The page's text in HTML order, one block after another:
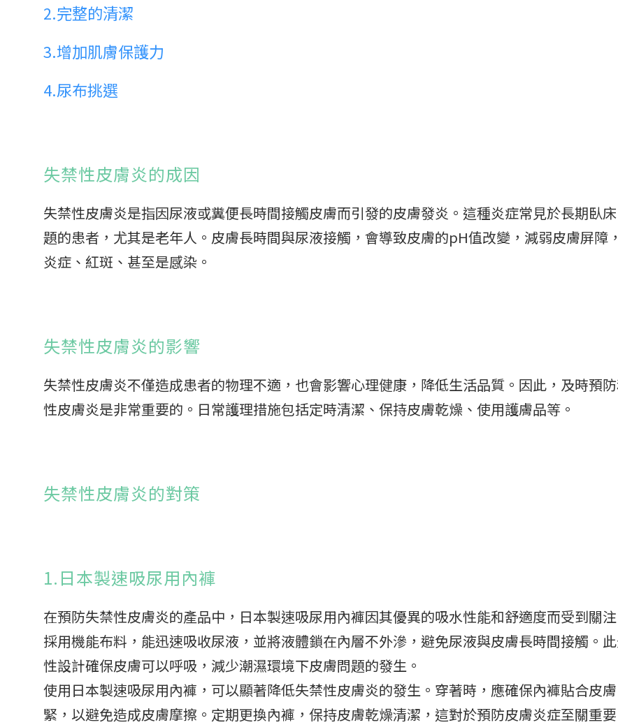
2.完整的清潔
3.增加肌膚保護力
4.尿布挑選
失禁性皮膚炎的成因
失禁性皮膚炎是指因尿液或糞便長時間接觸皮膚而引發的皮膚發炎。這種炎症常見於長期臥
題的患者，尤其是老年人。皮膚長時間與尿液接觸，會導致皮膚的pH值改變，減弱皮膚屏障
炎症、紅斑、甚至是感染。
失禁性皮膚炎的影響
失禁性皮膚炎不僅造成患者的物理不適，也會影響心理健康，降低生活品質。因此，及時預
性皮膚炎是非常重要的。日常護理措施包括定時清潔、保持皮膚乾燥、使用護膚品等。
失禁性皮膚炎的對策
1.日本製速吸尿用內褲
在預防失禁性皮膚炎的產品中，日本製速吸尿用內褲因其優異的吸水性能和舒適度而受到關
採用機能布料，能迅速吸收尿液，並將液體鎖在內層不外滲，避免尿液與皮膚長時間接觸。
性設計確保皮膚可以呼吸，減少潮濕環境下皮膚問題的發生。
使用日本製速吸尿用內褲，可以顯著降低失禁性皮膚炎的發生。穿著時，應確保內褲貼合皮
緊，以避免造成皮膚摩擦。定期更換內褲，保持皮膚乾燥清潔，這對於預防皮膚炎症至關重要